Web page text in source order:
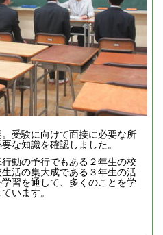
受験に向けて面接に必要な所
な知識を確認しました。
動の予行でもある２年生の校
活の集大成である３年生の活
習を通して、多くのことを学
います。